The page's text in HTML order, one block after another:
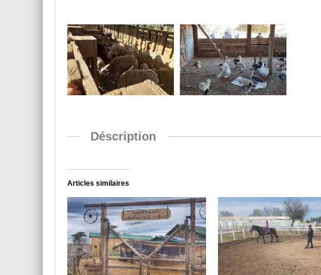
Déscription
Articles similaires